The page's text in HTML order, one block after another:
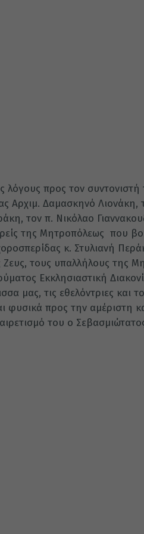
λόγους προς τον
Αρχιμ. Δαμασκηνό Λιονάκη,
τον π. Νικόλαο
της Μητροπόλεως που
κ. Στυλιανή
Ζευς, τους υπαλλήλους της
Εκκλησιαστική
μας, τις εθελόντριες και
φυσικά προς την αμέριστη
του ο